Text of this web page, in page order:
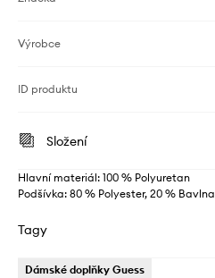
Výrobce
ID produktu
Složení
Hlavní materiál: 100 % Polyuretan
Podšívka: 80 % Polyester, 20 % Bavlna
Tagy
Dámské doplňky Guess